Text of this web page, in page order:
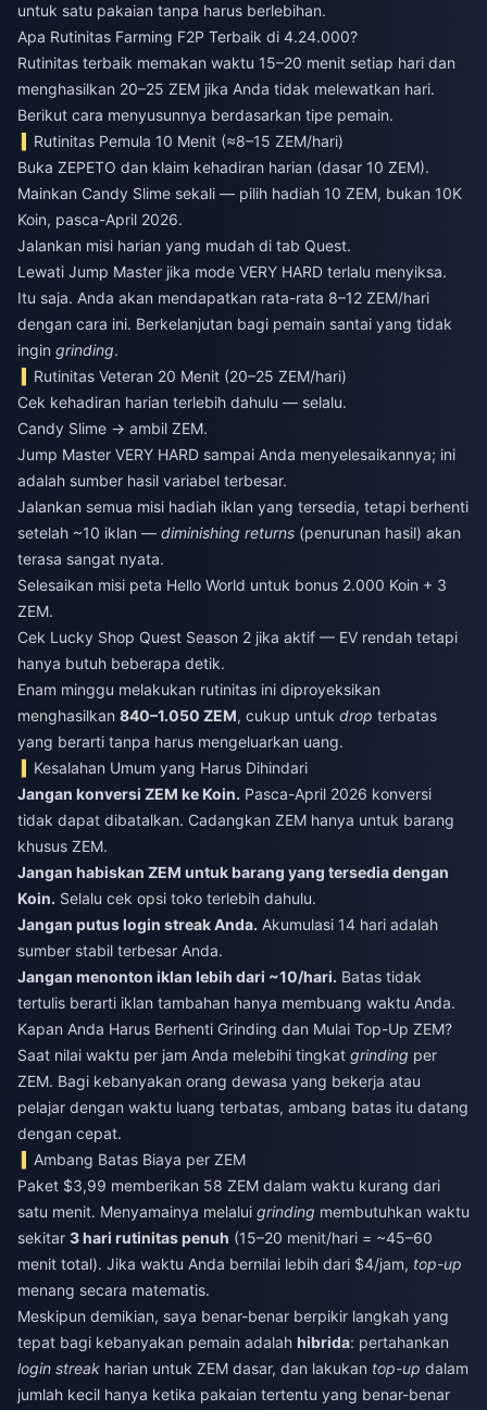
untuk satu pakaian tanpa harus berlebihan.
Apa Rutinitas Farming F2P Terbaik di 4.24.000?
Rutinitas terbaik memakan waktu 15–20 menit setiap hari dan
menghasilkan 20–25 ZEM jika Anda tidak melewatkan hari.
Berikut cara menyusunnya berdasarkan tipe pemain.
Rutinitas Pemula 10 Menit (≈8–15 ZEM/hari)
Buka ZEPETO dan klaim kehadiran harian (dasar 10 ZEM).
Mainkan Candy Slime sekali — pilih hadiah 10 ZEM, bukan 10K
Koin, pasca-April 2026.
Jalankan misi harian yang mudah di tab Quest.
Lewati Jump Master jika mode VERY HARD terlalu menyiksa.
Itu saja. Anda akan mendapatkan rata-rata 8–12 ZEM/hari
dengan cara ini. Berkelanjutan bagi pemain santai yang tidak
ingin grinding.
Rutinitas Veteran 20 Menit (20–25 ZEM/hari)
Cek kehadiran harian terlebih dahulu — selalu.
Candy Slime → ambil ZEM.
Jump Master VERY HARD sampai Anda menyelesaikannya; ini
adalah sumber hasil variabel terbesar.
Jalankan semua misi hadiah iklan yang tersedia, tetapi berhenti
setelah ~10 iklan — diminishing returns (penurunan hasil) akan
terasa sangat nyata.
Selesaikan misi peta Hello World untuk bonus 2.000 Koin + 3
ZEM.
Cek Lucky Shop Quest Season 2 jika aktif — EV rendah tetapi
hanya butuh beberapa detik.
Enam minggu melakukan rutinitas ini diproyeksikan
menghasilkan 840–1.050 ZEM, cukup untuk drop terbatas
yang berarti tanpa harus mengeluarkan uang.
Kesalahan Umum yang Harus Dihindari
Jangan konversi ZEM ke Koin. Pasca-April 2026 konversi
tidak dapat dibatalkan. Cadangkan ZEM hanya untuk barang
khusus ZEM.
Jangan habiskan ZEM untuk barang yang tersedia dengan
Koin. Selalu cek opsi toko terlebih dahulu.
Jangan putus login streak Anda. Akumulasi 14 hari adalah
sumber stabil terbesar Anda.
Jangan menonton iklan lebih dari ~10/hari. Batas tidak
tertulis berarti iklan tambahan hanya membuang waktu Anda.
Kapan Anda Harus Berhenti Grinding dan Mulai Top-Up ZEM?
Saat nilai waktu per jam Anda melebihi tingkat grinding per
ZEM. Bagi kebanyakan orang dewasa yang bekerja atau
pelajar dengan waktu luang terbatas, ambang batas itu datang
dengan cepat.
Ambang Batas Biaya per ZEM
Paket $3,99 memberikan 58 ZEM dalam waktu kurang dari
satu menit. Menyamainya melalui grinding membutuhkan waktu
sekitar 3 hari rutinitas penuh (15–20 menit/hari = ~45–60
menit total). Jika waktu Anda bernilai lebih dari $4/jam, top-up
menang secara matematis.
Meskipun demikian, saya benar-benar berpikir langkah yang
tepat bagi kebanyakan pemain adalah hibrida: pertahankan
login streak harian untuk ZEM dasar, dan lakukan top-up dalam
jumlah kecil hanya ketika pakaian tertentu yang benar-benar